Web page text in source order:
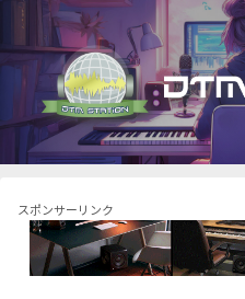
スポンサーリンク